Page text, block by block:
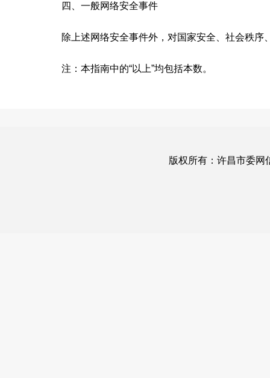
四、一般网络安全事件
除上述网络安全事件外，对国家安全、社会秩序
注：本指南中的“以上”均包括本数。
版权所有：许昌市委